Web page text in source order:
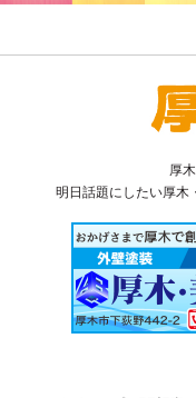
厚
明日話題にしたい厚木